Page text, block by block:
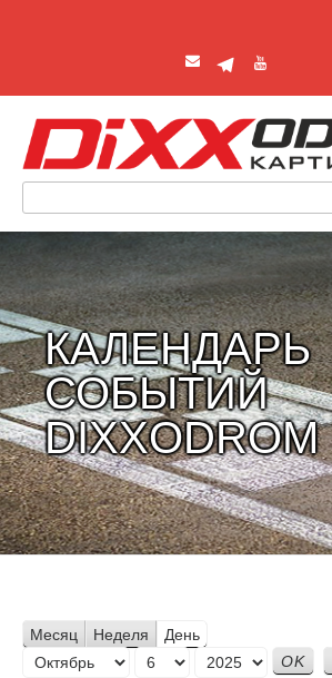
КАЛЕНДАРЬ
СОБЫТИЙ
DIXXODROM
Месяц Неделя День
Месяц